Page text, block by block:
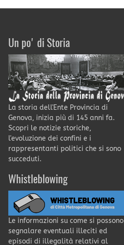
Un po' di Storia
La storia dell'Ente Provincia di
Genova, inizia più di 145 anni fa.
Scopri le notizie storiche,
l'evoluzione dei confini e i
rappresentanti politici che si sono
succeduti.
Whistleblowing
Le informazioni su come si possono
segnalare eventuali illeciti ed
episodi di illegalità relativi al